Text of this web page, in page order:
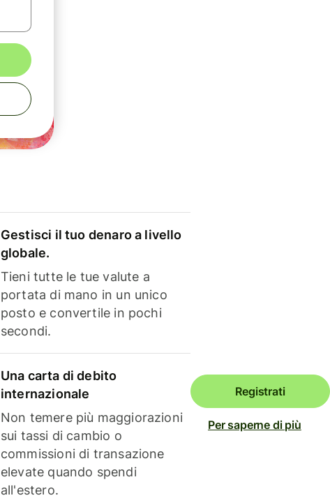
Gestisci il tuo denaro a livello
globale.
Tieni tutte le tue valute a
portata di mano in un unico
posto e convertile in pochi
secondi.
Una carta di debito
internazionale
Non temere più maggiorazioni
sui tassi di cambio o
commissioni di transazione
elevate quando spendi
all'estero.
Registrati
Per saperne di più